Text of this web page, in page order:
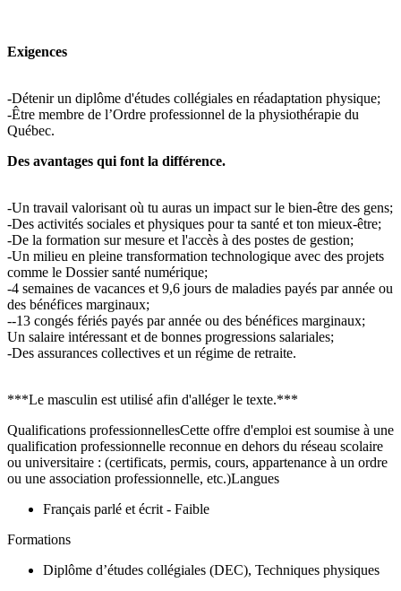
Exigences
-Détenir un diplôme d'études collégiales en réadaptation physique;
-Être membre de l’Ordre professionnel de la physiothérapie du
Québec.
Des avantages qui font la différence.
-Un travail valorisant où tu auras un impact sur le bien-être des gens;
-Des activités sociales et physiques pour ta santé et ton mieux-être;
-De la formation sur mesure et l'accès à des postes de gestion;
-Un milieu en pleine transformation technologique avec des projets
comme le Dossier santé numérique;
-4 semaines de vacances et 9,6 jours de maladies payés par année ou
des bénéfices marginaux;
--13 congés fériés payés par année ou des bénéfices marginaux;
Un salaire intéressant et de bonnes progressions salariales;
-Des assurances collectives et un régime de retraite.
***Le masculin est utilisé afin d'alléger le texte.***
Qualifications professionnellesCette offre d'emploi est soumise à une
qualification professionnelle reconnue en dehors du réseau scolaire
ou universitaire : (certificats, permis, cours, appartenance à un ordre
ou une association professionnelle, etc.)Langues
Français parlé et écrit - Faible
Formations
Diplôme d’études collégiales (DEC), Techniques physiques